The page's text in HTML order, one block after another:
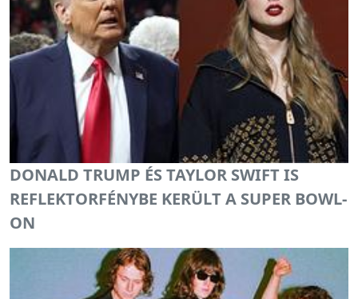
DONALD TRUMP ÉS TAYLOR SWIFT IS
REFLEKTORFÉNYBE KERÜLT A SUPER BOWL-
ON